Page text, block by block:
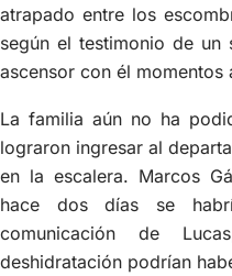
atrapado entre los
según el testimonio de un
ascensor con él momentos
La familia aún no ha
lograron ingresar al
en la escalera. Marcos
hace dos días se
comunicación de
deshidratación podrían